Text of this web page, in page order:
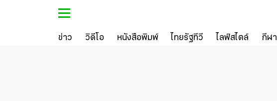
ข่าว วิดีโอ หนังสือพิมพ์ ไทยรัฐทีวี ไลฟ์สไตล์ กีฬา